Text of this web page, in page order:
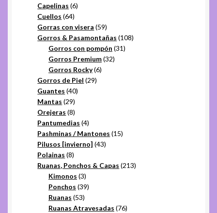
Capelinas 66
Cuellos 6464
productos
Gorras con visera 5959
productos
Gorros & Pasamontañas 108108
Gorros con pompón 3131
Gorros Premium 3232
Gorros Rocky 66
Gorros de Piel 2929
Guantes 4040
Mantas 2929
productos
Orejeras 88
productos
Pantumedias 44
productos
Pashminas / Mantones 1515
Pilusos [invierno] 4343
Polainas 88
productos
Ruanas, Ponchos & Capas 213213
Kimonos 33
productos
Ponchos 3939
Ruanas 5353
productos
Ruanas Atravesadas 7676